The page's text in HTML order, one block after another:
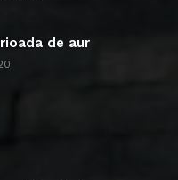
de aur